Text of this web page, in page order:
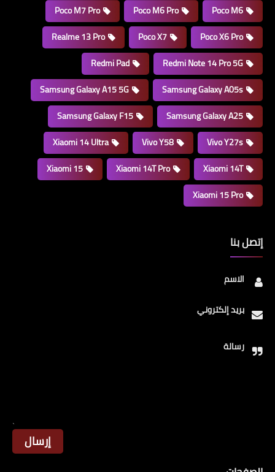
Poco M6
Poco M6 Pro
Poco M7 Pro
Poco X6 Pro
Poco X7
Realme 13 Pro
Redmi Note 14 Pro 5G
Redmi Pad
Samsung Galaxy A05s
Samsung Galaxy A15 5G
Samsung Galaxy A25
Samsung Galaxy F15
Vivo Y27s
Vivo Y58
Xiaomi 14 Ultra
Xiaomi 14T
Xiaomi 14T Pro
Xiaomi 15
Xiaomi 15 Pro
إتصل بنا
الاسم
بريد إلكتروني
رسالة